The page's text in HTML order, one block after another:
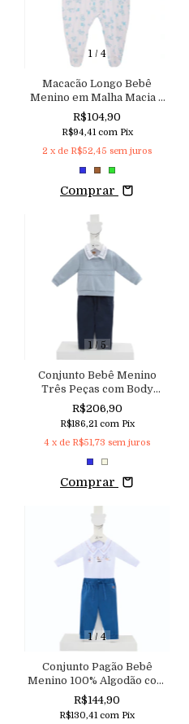
1/ 4
Macacão Longo Bebê
Menino em Malha Macia e
Aveludada com Estampa
Exclusiva e Zíper
R$104,90
R$94,41 com Pix
2 x de R$52,45 sem juros
Comprar
1/ 5
Conjunto Bebê Menino
Três Peças com Body
Suéter e Calça Aconchego
R$206,90
R$186,21 com Pix
4 x de R$51,73 sem juros
Comprar
1/ 4
Conjunto Pagão Bebê
Menino 100% Algodão com
Bordado de Barcos
Aconchego
R$144,90
R$130,41 com Pix